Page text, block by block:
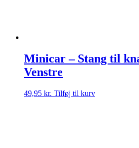
Minicar – Stang til
Venstre
49,95 kr. Tilføj til kurv